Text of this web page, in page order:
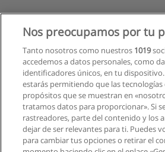
Nos preocupamos por tu
Tanto nosotros como nuestros 1019
accedemos a datos personales, como
identificadores únicos, en tu dispositivo.
estarás permitiendo que las
propósitos que se muestran en
tratamos datos para proporcionar». Si
rastreadores, parte del contenido y los
dejar de ser relevantes para ti. Puedes
para cambiar tus opciones o retirar el